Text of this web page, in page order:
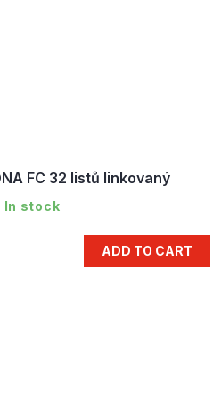
FC 32 listů linkovaný
In stock
ADD TO CART